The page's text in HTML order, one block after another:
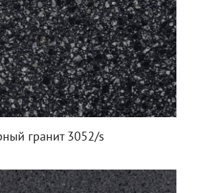
гранит 3052/s